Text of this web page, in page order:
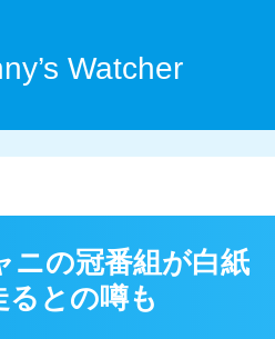
Watcher
ニの冠番組が白紙
との噂も